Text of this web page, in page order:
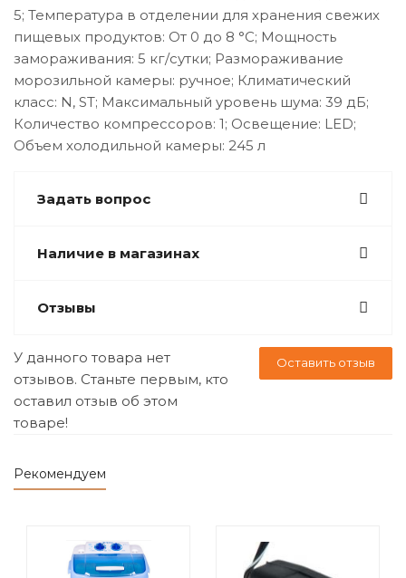
5; Температура в отделении для хранения свежих
пищевых продуктов: От 0 до 8 °C; Мощность
замораживания: 5 кг/сутки; Размораживание
морозильной камеры: ручное; Климатический
класс: N, ST; Максимальный уровень шума: 39 дБ;
Количество компрессоров: 1; Освещение: LED;
Объем холодильной камеры: 245 л
Задать вопрос
Наличие в магазинах
Отзывы
Оставить отзыв
У данного товара нет
отзывов. Станьте первым, кто
оставил отзыв об этом
товаре!
Рекомендуем